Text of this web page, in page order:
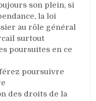
son plein, si
la loi
au rôle général
surtout
poursuites en ce
poursuivre
des droits de la